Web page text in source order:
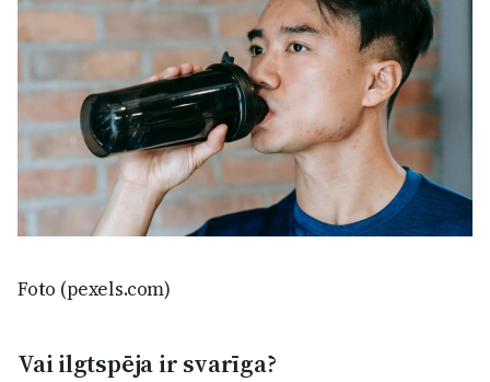
Foto (pexels.com)
Vai ilgtspēja ir svarīga?